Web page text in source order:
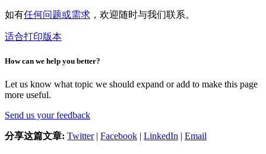
如有任何问题或需求 ，欢迎随时与我们联系。
适合打印版本
How can we help you better?
Let us know what topic we should expand or add to make this page
more useful.
Send us your feedback
分享这篇文章: Twitter| Facebook | LinkedIn | Email